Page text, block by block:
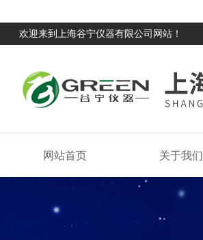
欢迎来到上海谷宁仪器有限公司网站！
网站首页 关于我们